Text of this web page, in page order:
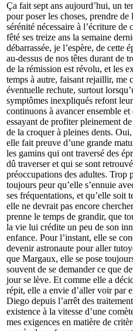
Ça fait sept ans aujourd’hui, un
pour poser les choses, prendre
sérénité nécessaire à l’écriture
fêté ses treize ans la semaine
débarrassée, je l’espère, de cette
au-dessus de nos têtes durant de
de la rémission est révolu, et les
temps à autre, faisant rejaillir, me
éventuelle rechute, surtout
symptômes inexpliqués refont
continuons à avancer ensemble
essayant de profiter pleinement
de la croquer à pleines dents.
elle fait preuve d’une grande
les gamins qui ont traversé des
dû traverser et qui se sont
préoccupations des adultes. Trop
toujours peur qu’elle s’ennuie
ses fréquentations, et qu’elle soit
elle ne devrait pas encore
prenne le temps de grandir, que
la vie lui crédite un peu de son
enfance. Pour l’instant, elle se
devenir astronaute pour aller
que Margaux, elle se pose
souvent de se demander ce que
jour se lève. Et comme elle a
répit, elle a envie d’aller voir par
Diego depuis l’arrêt des
existence à la vitesse d’une
mes exigences en matière de